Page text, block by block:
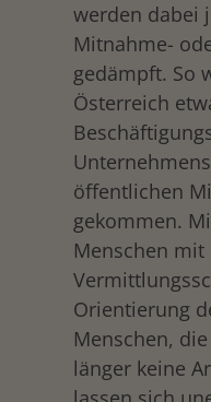
werden dabei
Mitnahme-
gedämpft. So
Österreich
öffentlichen
gekommen.
Menschen
Orientierung
Menschen,
länger keine
drucken